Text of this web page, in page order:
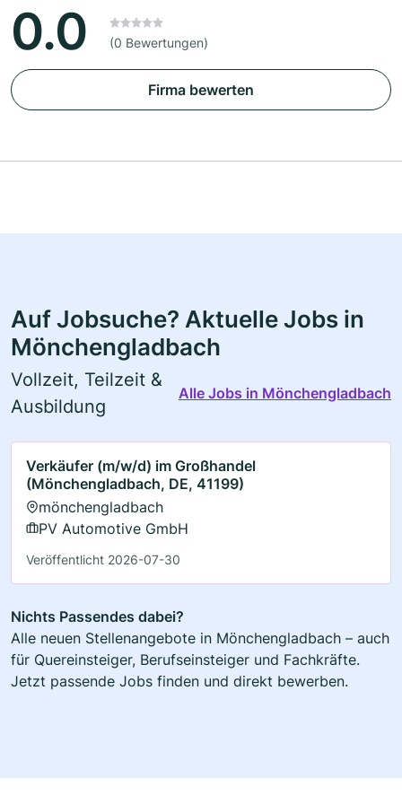
0.0 (0 Bewertungen)
Firma bewerten
Auf Jobsuche? Aktuelle Jobs in
Mönchengladbach
Vollzeit, Teilzeit &
Ausbildung
Alle Jobs in Mönchengladbach
Verkäufer (m/w/d) im Großhandel
(Mönchengladbach, DE, 41199)
mönchengladbach
PV Automotive GmbH
Veröffentlicht 2026-07-30
Nichts Passendes dabei?
Alle neuen Stellenangebote in Mönchengladbach – auch
für Quereinsteiger, Berufseinsteiger und Fachkräfte.
Jetzt passende Jobs finden und direkt bewerben.